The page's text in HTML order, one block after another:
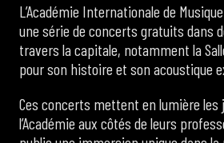
L’événementiel
Les contacts
L’Académie Internationale de
une série de concerts gratuits dans
travers la capitale, notamment la
pour son histoire et son acoustique
Ces concerts mettent en lumière les
l’Académie aux côtés de leurs